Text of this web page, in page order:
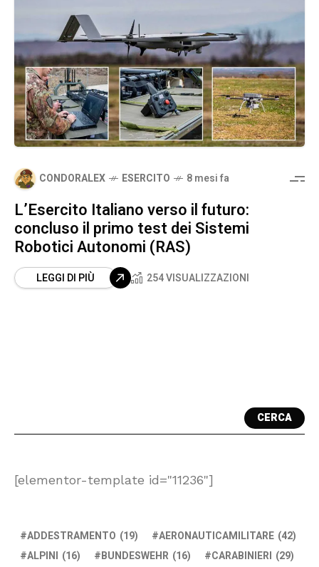
CONDORALEX ESERCITO 8 mesi fa
L’Esercito Italiano verso il futuro:
concluso il primo test dei Sistemi
Robotici Autonomi (RAS)
LEGGI DI PIÙ 254 VISUALIZZAZIONI
CERCA
[elementor-template id="11236"]
ADDESTRAMENTO (19) AERONAUTICAMILITARE (42)
ALPINI (16) BUNDESWEHR (16) CARABINIERI (29)